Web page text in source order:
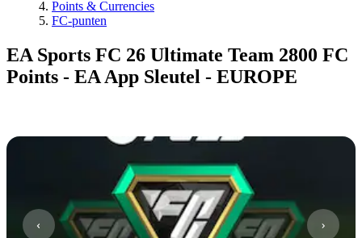
Points & Currencies
FC-punten
EA Sports FC 26 Ultimate Team 2800 FC
Points - EA App Sleutel - EUROPE